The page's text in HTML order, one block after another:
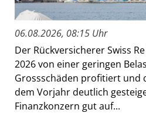
06.08.2026, 08:15 Uhr
Der Rückversicherer Swiss
2026 von einer geringen
Grossschäden profitiert und
dem Vorjahr deutlich
Finanzkonzern gut auf...